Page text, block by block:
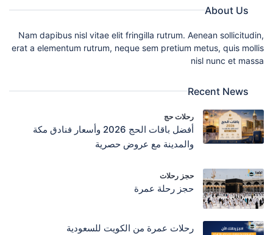
About Us
Nam dapibus nisl vitae elit fringilla rutrum. Aenean sollicitudin,
erat a elementum rutrum, neque sem pretium metus, quis mollis
nisl nunc et massa
Recent News
رحلات حج
أفضل باقات الحج 2026 وأسعار فنادق مكة
والمدينة مع عروض حصرية
حجز رحلات
حجز رحلة عمرة
رحلات عمرة من الكويت للسعودية